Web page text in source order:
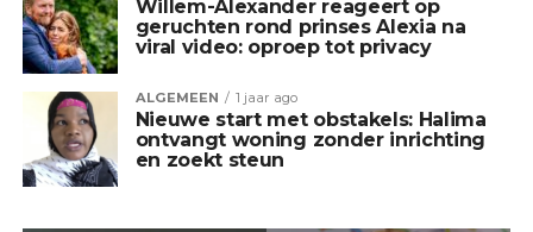
Willem-Alexander reageert op
geruchten rond prinses Alexia na
viral video: oproep tot privacy
ALGEMEEN 1 jaar ago
Nieuwe start met obstakels: Halima
ontvangt woning zonder inrichting
en zoekt steun